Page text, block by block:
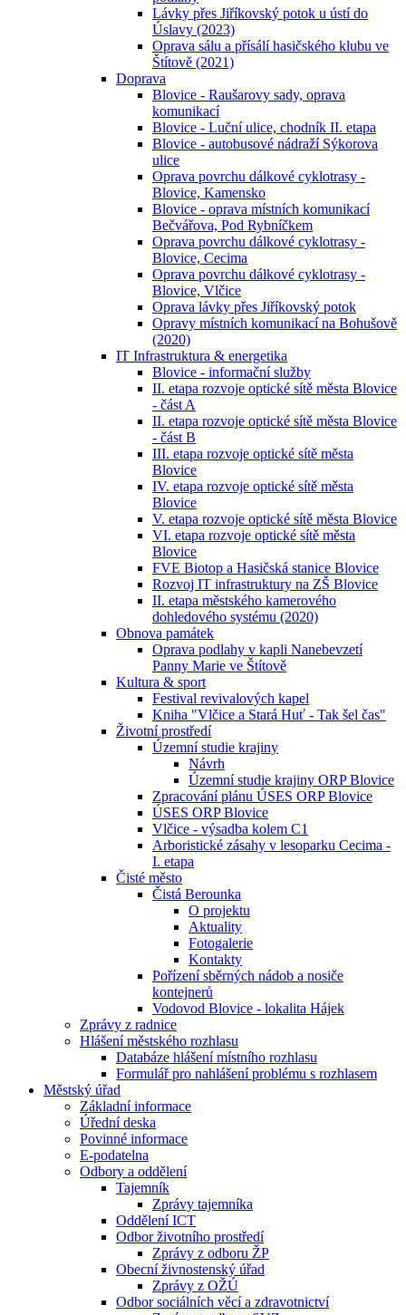
Lávky přes Jiříkovský potok u ústí do
Úslavy (2023)
Oprava sálu a přísálí hasičského klubu ve
Štítově (2021)
Doprava
Blovice - Raušarovy sady, oprava
komunikací
Blovice - Luční ulice, chodník II. etapa
Blovice - autobusové nádraží Sýkorova
ulice
Oprava povrchu dálkové cyklotrasy -
Blovice, Kamensko
Blovice - oprava místních komunikací
Bečvářova, Pod Rybníčkem
Oprava povrchu dálkové cyklotrasy -
Blovice, Cecima
Oprava povrchu dálkové cyklotrasy -
Blovice, Vlčice
Oprava lávky přes Jiříkovský potok
Opravy místních komunikací na Bohušově
(2020)
IT Infrastruktura & energetika
Blovice - informační služby
II. etapa rozvoje optické sítě města Blovice
- část A
II. etapa rozvoje optické sítě města Blovice
- část B
III. etapa rozvoje optické sítě města
Blovice
IV. etapa rozvoje optické sítě města
Blovice
V. etapa rozvoje optické sítě města Blovice
VI. etapa rozvoje optické sítě města
Blovice
FVE Biotop a Hasičská stanice Blovice
Rozvoj IT infrastruktury na ZŠ Blovice
II. etapa městského kamerového
dohledového systému (2020)
Obnova památek
Oprava podlahy v kapli Nanebevzetí
Panny Marie ve Štítově
Kultura & sport
Festival revivalových kapel
Kniha "Vlčice a Stará Huť - Tak šel čas"
Životní prostředí
Územní studie krajiny
Návrh
Územní studie krajiny ORP Blovice
Zpracování plánu ÚSES ORP Blovice
ÚSES ORP Blovice
Vlčice - výsadba kolem C1
Arboristické zásahy v lesoparku Cecima -
I. etapa
Čisté město
Čistá Berounka
O projektu
Aktuality
Fotogalerie
Kontakty
Pořízení sběrných nádob a nosiče
kontejnerů
Vodovod Blovice - lokalita Hájek
Zprávy z radnice
Hlášení městského rozhlasu
Databáze hlášení místního rozhlasu
Formulář pro nahlášení problému s rozhlasem
Městský úřad
Základní informace
Úřední deska
Povinné informace
E-podatelna
Odbory a oddělení
Tajemník
Zprávy tajemníka
Oddělení ICT
Odbor životního prostředí
Zprávy z odboru ŽP
Obecní živnostenský úřad
Zprávy z OŽÚ
Odbor sociálních věcí a zdravotnictví